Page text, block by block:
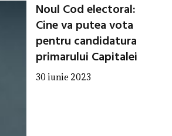
Noul Cod electoral:
Cine va putea vota
pentru candidatura
primarului Capitalei
30 iunie 2023